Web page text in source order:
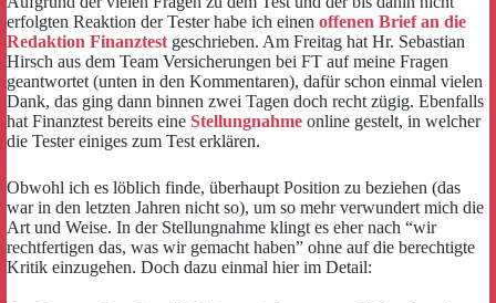
erfolgten Reaktion der Tester habe ich einen offenen Brief an die
Redaktion Finanztest geschrieben. Am Freitag hat Hr. Sebastian
Hirsch aus dem Team Versicherungen bei FT auf meine Fragen
geantwortet (unten in den Kommentaren), dafür schon einmal vielen
Dank, das ging dann binnen zwei Tagen doch recht zügig. Ebenfalls
hat Finanztest bereits eine Stellungnahme online gestelt, in welcher
die Tester einiges zum Test erklären.
Obwohl ich es löblich finde, überhaupt Position zu beziehen (das
war in den letzten Jahren nicht so), um so mehr verwundert mich die
Art und Weise. In der Stellungnahme klingt es eher nach “wir
rechtfertigen das, was wir gemacht haben” ohne auf die berechtigte
Kritik einzugehen. Doch dazu einmal hier im Detail: